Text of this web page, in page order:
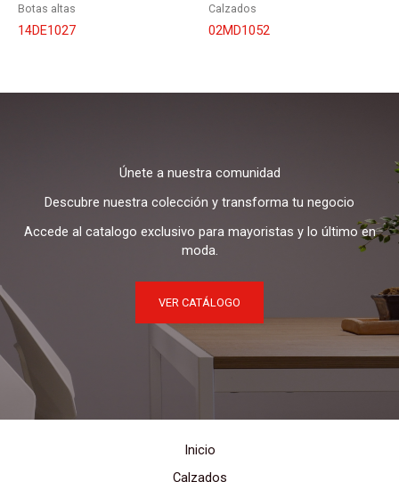
Botas altas
14DE1027
Calzados
02MD1052
Únete a nuestra comunidad
Descubre nuestra colección y transforma tu negocio
Accede al catalogo exclusivo para mayoristas y lo último en
moda.
VER CATÁLOGO
Inicio
Calzados